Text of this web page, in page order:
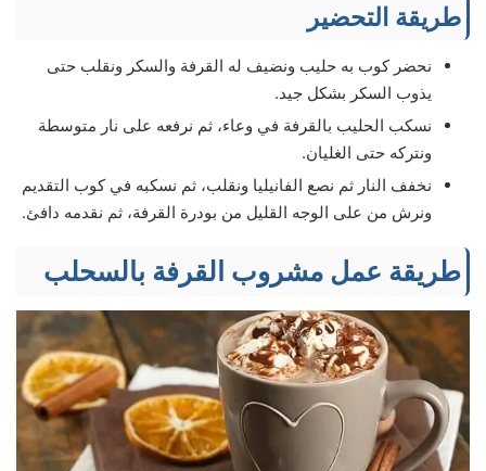
طريقة التحضير
نحضر كوب به حليب ونضيف له القرفة والسكر ونقلب حتى
يذوب السكر بشكل جيد.
نسكب الحليب بالقرفة في وعاء، ثم نرفعه على نار متوسطة
ونتركه حتى الغليان.
نخفف النار ثم نصع الفانيليا ونقلب، ثم نسكبه في كوب التقديم
ونرش من على الوجه القليل من بودرة القرفة، ثم نقدمه دافئ.
طريقة عمل مشروب القرفة بالسحلب